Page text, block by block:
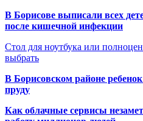
В Борисове выписали всех
после кишечной инфекции
Стол для ноутбука или
выбрать
В Борисовском районе
пруду
Как облачные сервисы